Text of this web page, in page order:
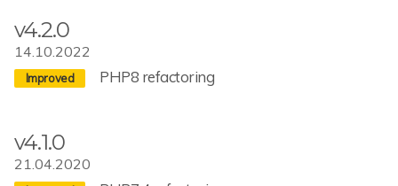
v4.2.0
14.10.2022
PHP8 refactoring
v4.1.0
21.04.2020